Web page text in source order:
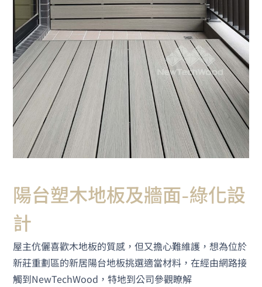
陽台塑木地板及牆面-綠化設
計
屋主伉儷喜歡木地板的質感，但又擔心難維護，想為位於
新莊重劃區的新居陽台地板挑選適當材料，在經由網路接
觸到NewTechWood，特地到公司參觀瞭解